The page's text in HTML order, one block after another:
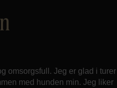
omsorgsfull. Jeg er glad i turer
med hunden min. Jeg liker